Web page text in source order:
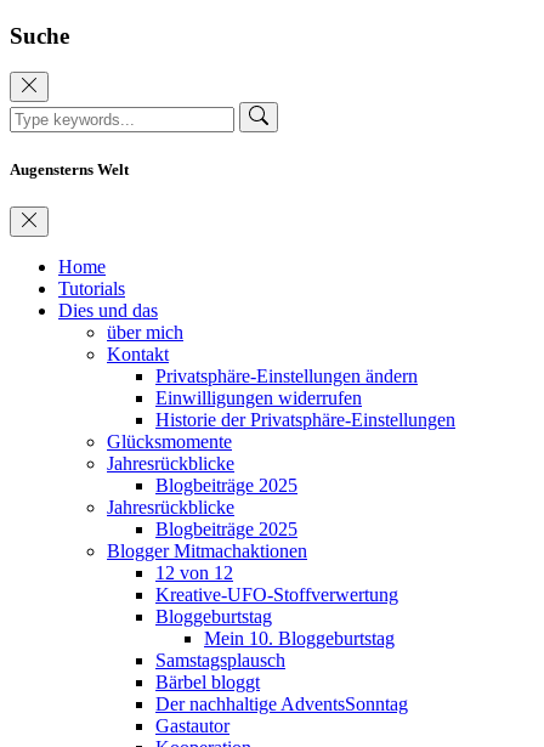
Suche
Augensterns Welt
Home
Tutorials
Dies und das
über mich
Kontakt
Privatsphäre-Einstellungen ändern
Einwilligungen widerrufen
Historie der Privatsphäre-Einstellungen
Glücksmomente
Jahresrückblicke
Blogbeiträge 2025
Jahresrückblicke
Blogbeiträge 2025
Blogger Mitmachaktionen
12 von 12
Kreative-UFO-Stoffverwertung
Bloggeburtstag
Mein 10. Bloggeburtstag
Samstagsplausch
Bärbel bloggt
Der nachhaltige AdventsSonntag
Gastautor